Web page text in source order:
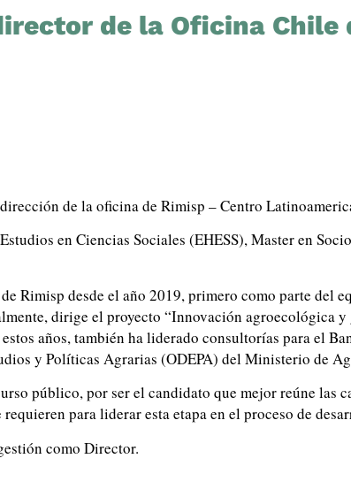
de la Oficina Chile
de la oficina de Rimisp – Centro
en Ciencias Sociales (EHESS), Master en
Rimisp desde el año 2019, primero como parte del
dirige el proyecto “Innovación agroecológica
años, también ha liderado consultorías para el
y Políticas Agrarias (ODEPA) del Ministerio de
público, por ser el candidato que mejor reúne las
para liderar esta etapa en el proceso de
como Director.